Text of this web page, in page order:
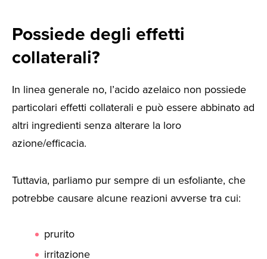
Possiede degli effetti
collaterali?
In linea generale no, l’acido azelaico non possiede
particolari effetti collaterali e può essere abbinato ad
altri ingredienti senza alterare la loro
azione/efficacia.
Tuttavia, parliamo pur sempre di un esfoliante, che
potrebbe causare alcune reazioni avverse tra cui:
prurito
irritazione